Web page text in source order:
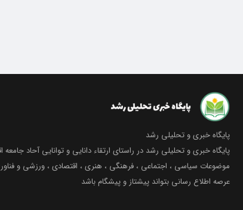
پایگاه خبری و تحلیلی رشد
پایگاه خبری و تحلیلی رشد در راستای ارتقاء دانایی و توانایی آحاد جامعه
موضوعات سیاسی ، اجتماعی ، فرهنگی ، هنری ، اقتصادی ، ورزشی و
عرصه اطلاع رسانی بتواند پیشتاز و پیشگام باشد